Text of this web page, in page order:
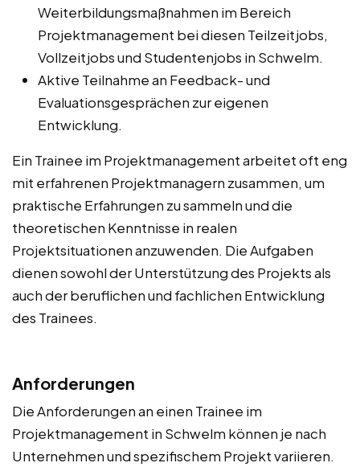
Weiterbildungsmaßnahmen im Bereich
Projektmanagement bei diesen Teilzeitjobs,
Vollzeitjobs und Studentenjobs in Schwelm.
Aktive Teilnahme an Feedback- und
Evaluationsgesprächen zur eigenen
Entwicklung.
Ein Trainee im Projektmanagement arbeitet oft eng
mit erfahrenen Projektmanagern zusammen, um
praktische Erfahrungen zu sammeln und die
theoretischen Kenntnisse in realen
Projektsituationen anzuwenden. Die Aufgaben
dienen sowohl der Unterstützung des Projekts als
auch der beruflichen und fachlichen Entwicklung
des Trainees.
Anforderungen
Die Anforderungen an einen Trainee im
Projektmanagement in Schwelm können je nach
Unternehmen und spezifischem Projekt variieren.